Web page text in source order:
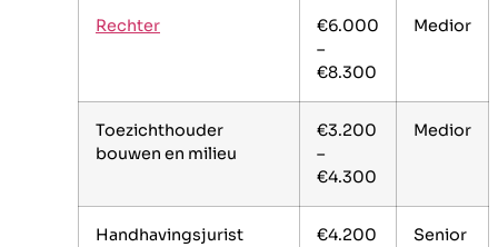
Rechter
€6.000
–
€8.300
Medior
Toezichthouder
bouwen en milieu
€3.200
–
€4.300
Medior
Handhavingsjurist
€4.200
Senior